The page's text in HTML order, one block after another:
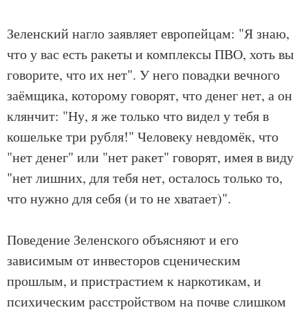
Зеленский нагло заявляет европейцам: "Я знаю,
что у вас есть ракеты и комплексы ПВО, хоть вы
говорите, что их нет". У него повадки вечного
заёмщика, которому говорят, что денег нет, а он
клянчит: "Ну, я же только что видел у тебя в
кошельке три рубля!" Человеку невдомёк, что
"нет денег" или "нет ракет" говорят, имея в виду
"нет лишних, для тебя нет, осталось только то,
что нужно для себя (и то не хватает)".
Поведение Зеленского объясняют и его
зависимым от инвесторов сценическим
прошлым, и пристрастием к наркотикам, и
психическим расстройством на почве слишком